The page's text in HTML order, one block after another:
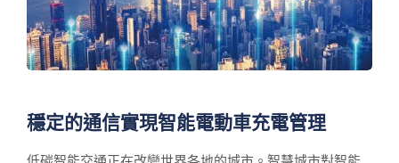
穩定的通信實現智能電動車充電管理